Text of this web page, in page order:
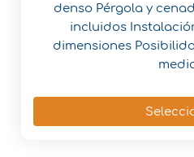
denso Pérgola y
incluidos
dimensiones